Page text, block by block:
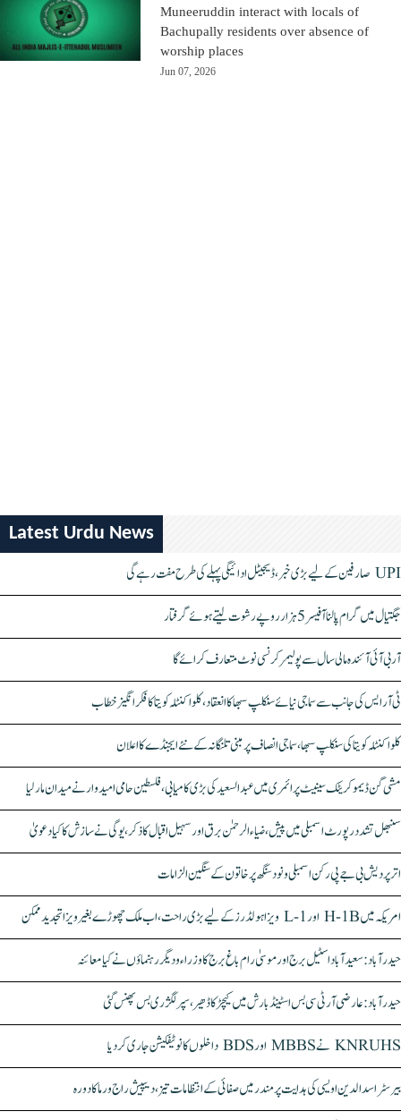
Muneeruddin interact with locals of
Bachupally residents over absence of
worship places
Jun 07, 2026
Latest Urdu News
UPI صارفین کے لیے بڑی خبر، ڈیجیٹل ادائیگی پہلے کی طرح مفت رہے گی
جگتیال میں گرام پالنا آفیسر 5 ہزار روپے رشوت لیتے ہوئے گرفتار
آر بی آئی آئندہ مالی سال سے پولیمر کرنسی نوٹ متعارف کرائے گا
ٹی آر ایس کی جانب سے سماجی نیائے سنکلپ سبھا کا انعقاد، کلواکنٹلہ کویتا کا فکر انگیز خطاب
کلواکنٹلہ کویتا کی سنکلپ سبھا، سماجی انصاف پر مبنی تلنگانہ کے نئے ایجنڈے کا اعلان
مشی گن ڈیموکریٹک سینیٹ پرائمری میں عبدالسعید کی بڑی کامیابی، فلسطین حامی امیدوار نے میدان مار لیا
سنبھل تشدد رپورٹ اسمبلی میں پیش، ضیاء الرحمٰن برق اور سہیل اقبال کا ذکر، یوگی نے سازش کا کیا دعویٰ
اتر پردیش بی جے پی رکن اسمبلی ونود سنگھ پر خاتون کے سنگین الزامات
امریکہ میں H-1B اور L-1 ویزا ہولڈرز کے لیے بڑی راحت، اب ملک چھوڑے بغیر ویزا تجدید ممکن
حیدرآباد: سعیدآباد اسٹیل برج اور موسیٰ رام باغ برج کا وزراء و دیگر رہنماؤں نے کیا معائنہ
حیدرآباد: عارضی آر ٹی سی بس اسٹینڈ بارش میں کیچڑ کا ڈھیر، سپر لگژری بس پھنس گئی
KNRUHS نے MBBS اور BDS داخلوں کا نوٹیفکیشن جاری کر دیا
بیرسٹر اسدالدین اویسی کی ہدایت پر مندر میں صفائی کے انتظامات تیز، دیپیش راج ورما کا دورہ